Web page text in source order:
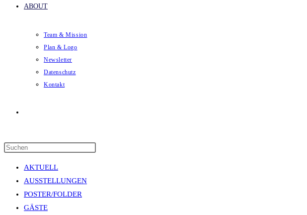
ABOUT
Team & Mission
Plan & Logo
Newsletter
Datenschutz
Kontakt
umschalten
AKTUELL
AUSSTELLUNGEN
POSTER/FOLDER
GÄSTE